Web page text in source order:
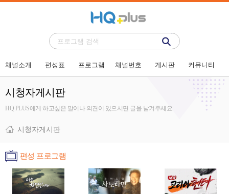
채널소개 편성표 프로그램 채널번호 게시판 커뮤니티
시청자게시판
HQ PLUS에게 하고싶은 말이나 의견이 있으시면 글을 남겨주세요
시청자게시판
편성 프로그램